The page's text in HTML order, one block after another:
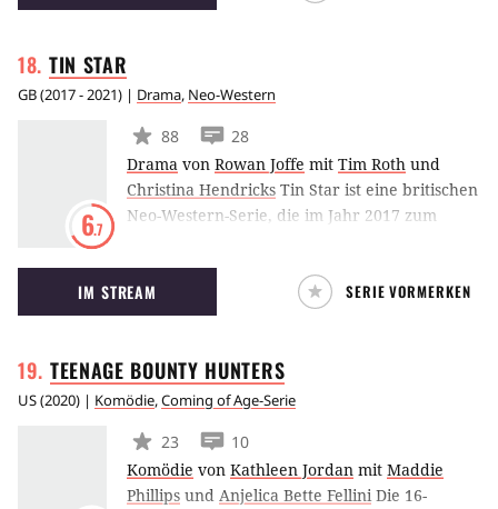
USA zu durchleben, in der jedes Verbrechen
TIN STAR
GB(2017 - 2021) | Drama, Neo-Western
6.7
88
28
Drama von Rowan Joffe mit Tim Roth und
Christina Hendricks Tin Star ist eine britischen
Neo-Western-Serie, die im Jahr 2017 zum
schlüpft in die Rolle eines Detectives, der dem
Großstadtdschungel entflieht - nur, um in den
Rocky Mountains seinen persönlichen
IM STREAM SERIE VORMERKEN
TEENAGE BOUNTY HUNTERS
US(2020) | Komödie,Coming of Age-Serie
23
10
Komödie von Kathleen Jordan mit Maddie
Phillips und Anjelica Bette Fellini Die 16-